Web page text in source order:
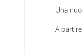
Una
A